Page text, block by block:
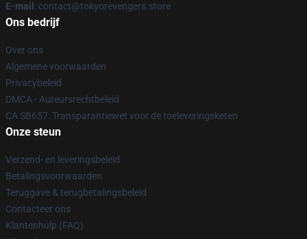
E-mail : contact@tokyorevengers.store
Ons bedrijf
Over ons
Algemene voorwaarden
Privacybeleid
DMCA - Auteursrechtbeleid
CA SB657: Transparantiewet voor de toeleveringsketen
Onze steun
Verzend- en leveringsbeleid
Betalingsvoorwaarden
Teruggave & terugbetalingsbeleid
Contacteer ons
Klantenhulp (FAQ)